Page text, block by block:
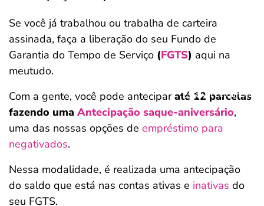
Se você já trabalhou ou trabalha de carteira
assinada, faça a liberação do seu Fundo de
Garantia do Tempo de Serviço (FGTS) aqui na
meutudo.
Com a gente, você pode anteciparaté 12 parcelas
fazendo uma Antecipação saque-aniversário,
uma das nossas opções de empréstimo para
negativados.
Nessa modalidade, é realizada uma antecipação
do saldo que está nas contas ativas e inativas do
seu FGTS.
Salvar Ferramenta